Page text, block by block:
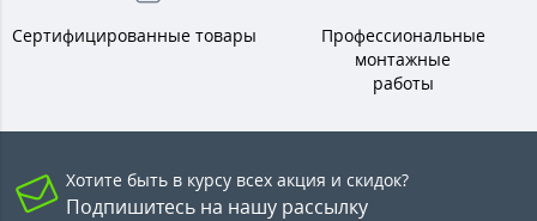
Сертифицированные товары
Профессиональные
монтажные
работы
Хотите быть в курсу всех акция и скидок?
Подпишитесь на нашу рассылку